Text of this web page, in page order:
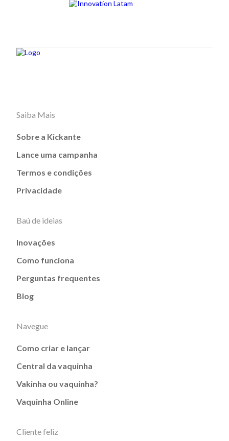
Saiba Mais
Sobre a Kickante
Lance uma campanha
Termos e condições
Privacidade
Baú de ideias
Inovações
Como funciona
Perguntas frequentes
Blog
Navegue
Como criar e lançar
Central da vaquinha
Vakinha ou vaquinha?
Vaquinha Online
Cliente feliz